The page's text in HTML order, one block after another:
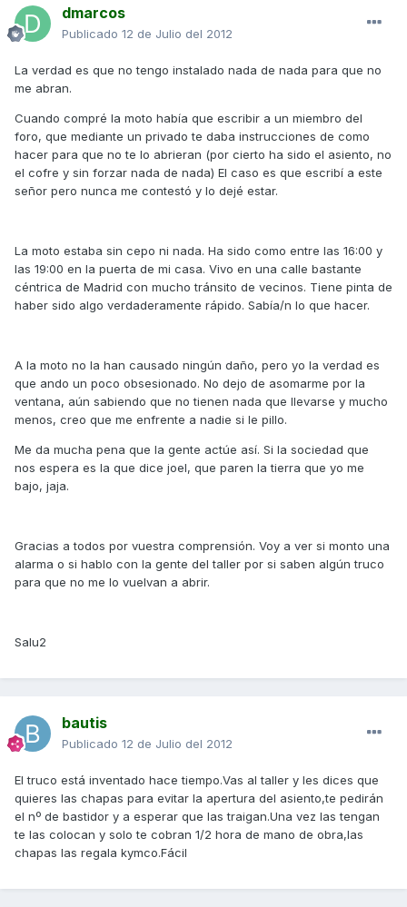
dmarcos
Publicado 12 de Julio del 2012
La verdad es que no tengo instalado nada de nada para que no
me abran.
Cuando compré la moto había que escribir a un miembro del
foro, que mediante un privado te daba instrucciones de como
hacer para que no te lo abrieran (por cierto ha sido el asiento, no
el cofre y sin forzar nada de nada) El caso es que escribí a este
señor pero nunca me contestó y lo dejé estar.
La moto estaba sin cepo ni nada. Ha sido como entre las 16:00 y
las 19:00 en la puerta de mi casa. Vivo en una calle bastante
céntrica de Madrid con mucho tránsito de vecinos. Tiene pinta de
haber sido algo verdaderamente rápido. Sabía/n lo que hacer.
A la moto no la han causado ningún daño, pero yo la verdad es
que ando un poco obsesionado. No dejo de asomarme por la
ventana, aún sabiendo que no tienen nada que llevarse y mucho
menos, creo que me enfrente a nadie si le pillo.
Me da mucha pena que la gente actúe así. Si la sociedad que
nos espera es la que dice joel, que paren la tierra que yo me
bajo, jaja.
Gracias a todos por vuestra comprensión. Voy a ver si monto una
alarma o si hablo con la gente del taller por si saben algún truco
para que no me lo vuelvan a abrir.
Salu2
bautis
Publicado 12 de Julio del 2012
El truco está inventado hace tiempo.Vas al taller y les dices que
quieres las chapas para evitar la apertura del asiento,te pedirán
el nº de bastidor y a esperar que las traigan.Una vez las tengan
te las colocan y solo te cobran 1/2 hora de mano de obra,las
chapas las regala kymco.Fácil